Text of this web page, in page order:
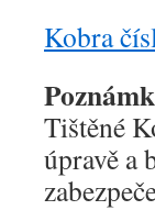
Kobra
Tištěné
úpravě a